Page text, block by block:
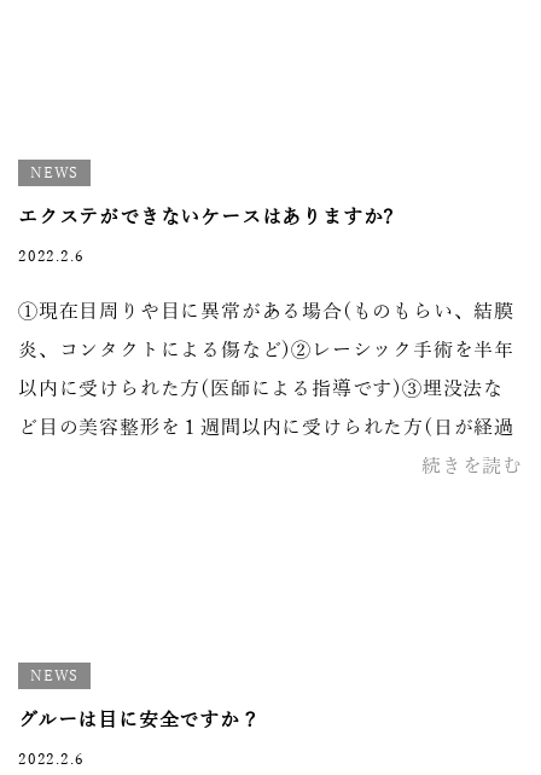
NEWS
エクステができないケースはありますか?
2022.2.6
①現在目周りや目に異常がある場合(ものもらい、結膜
炎、コンタクトによる傷など)②レーシック手術を半年
以内に受けられた方(医師による指導です)③埋没法な
ど目の美容整形を１週間以内に受けられた方(日が経過
続きを読む
NEWS
グルーは目に安全ですか？
2022.2.6